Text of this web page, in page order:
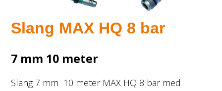
Slang MAX HQ 8 bar
7 mm 10 meter
Slang 7 mm 10 meter MAX HQ 8 bar med